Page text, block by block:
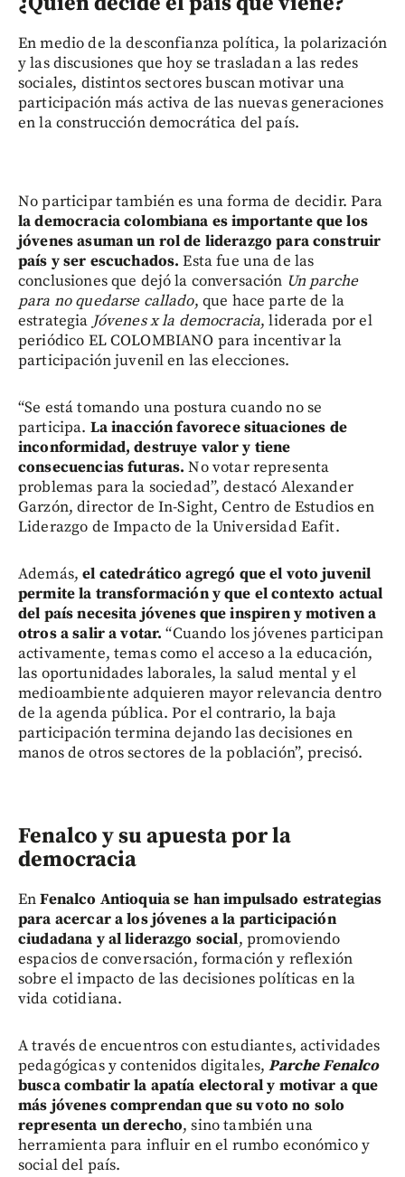
En medio de la desconfianza política, la polarización
y las discusiones que hoy se trasladan a las redes
sociales, distintos sectores buscan motivar una
participación más activa de las nuevas generaciones
en la construcción democrática del país.
No participar también es una forma de decidir. Para
la democracia colombiana es importante que los
jóvenes asuman un rol de liderazgo para construir
país y ser escuchados.Esta fue una de las
conclusiones que dejó la conversación Un parche
para no quedarse callado, que hace parte de la
estrategiaJóvenes x la democracia, liderada por el
periódico EL COLOMBIANO para incentivar la
participación juvenil en las elecciones.
“Se está tomando una postura cuando no se
participa. La inacción favorece situaciones de
inconformidad, destruye valor y tiene
consecuencias futuras. No votar representa
problemas para la sociedad”, destacó Alexander
Garzón, director de In-Sight, Centro de Estudios en
Liderazgo de Impacto de la Universidad Eafit.
Además,el catedrático agregó que el voto juvenil
permite la transformación y que el contexto actual
del país necesita jóvenes que inspiren y motiven a
otros a salir a votar.“Cuando los jóvenes participan
activamente, temas como el acceso a la educación,
las oportunidades laborales, la salud mental y el
medioambiente adquieren mayor relevancia dentro
de la agenda pública. Por el contrario, la baja
participación termina dejando las decisiones en
manos de otros sectores de la población”, precisó.
Fenalco y su apuesta por la
democracia
EnFenalco Antioquia se han impulsado estrategias
para acercar a los jóvenes a la participación
ciudadana y al liderazgo social, promoviendo
espacios de conversación, formación y reflexión
sobre el impacto de las decisiones políticas en la
vida cotidiana.
A través de encuentros con estudiantes, actividades
pedagógicas y contenidos digitales, Parche Fenalco
busca combatir la apatía electoral y motivar a que
más jóvenes comprendan que su voto no solo
representa un derecho, sino también una
herramienta para influir en el rumbo económico y
social del país.